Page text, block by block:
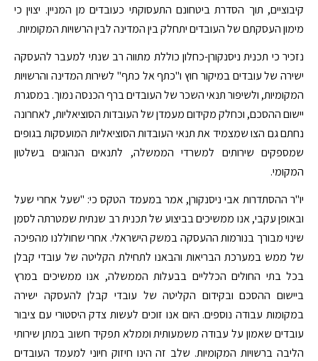
קיבוציים, תוך הסדרת ביטחונם התעסוקתי כעובדים מן המניין. יצוין כי
מימון העסקתם של העובדים יתחלק בין המדינה לבין הרשויות המקומיות.
נזכיר כי תכנית ניסנקורן-כחלון כוללת מתווה רב שנתי למעבר להעסקה
ישירה של עובדים במיקור חוץ ו"כתף אל כתף" לשירות המדינה והרשויות
המקומיות, ולשיפור תנאי השכר של העובדים ברף הכנסה נמוך. במסגרת
יישום ההסכם, וכחלק מקידום מעמדן של העובדות הסוציאליות, לאחרונה
נחתם גם הצו שמצמיד את תנאי העובדות הסוציאליות המועסקות בגופים
שמספקים שירותים למשרדי הממשלה, לתנאים הנהוגים בשלטון
המקומי.
יו"ר ההסתדרות אבי ניסנקורן, אמר במעמד הטקס כי: "שעל אחרי שעל
ובאופן עקבי, אנו ממשיכים בביצוע של תכנית רב שנתית שמטרתה לסמן
שינוי מבורך בנורמות ההעסקה במשק הישראלי. אחרי שחוללנו מהפיכה
של ממש במערכת הבריאות והבאנו לתחילת הקליטה של עובדי קבלן
בכל בתי החולים הכלליים בבעלות הממשלה, אנו ממשיכים במרץ
ביישום ההסכם ובקידום הקליטה של עובדי קבלן להעסקה ישירה
במקומות עבודה נוספים. היום אנו זוכים לעשות צדק היסטורי עם ציבור
עובדים שאמון על עבודה משמעותית וממלא תפקיד חשוב במתן שירותי
הליבה ברשויות המקומיות. שלב זה הינו חיזוק חיוני למעמד העובדים